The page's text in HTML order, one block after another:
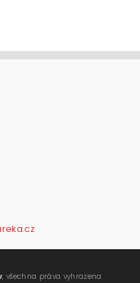
, všechna práva vyhrazena